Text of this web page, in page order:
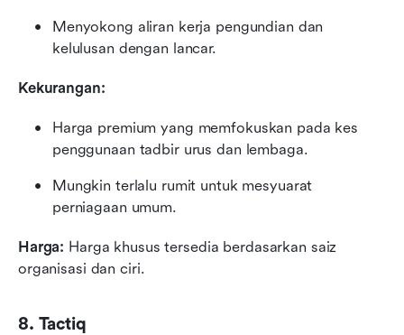
Menyokong aliran kerja pengundian dan
kelulusan dengan lancar.
Kekurangan:
Harga premium yang memfokuskan pada kes
penggunaan tadbir urus dan lembaga.
Mungkin terlalu rumit untuk mesyuarat
perniagaan umum.
Harga: Harga khusus tersedia berdasarkan saiz
organisasi dan ciri.
8. Tactiq